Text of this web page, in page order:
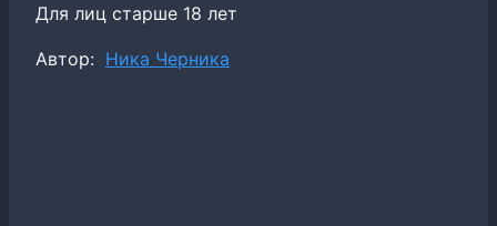
Для лиц старше 18 лет
Метки
Автор: Ника Черника